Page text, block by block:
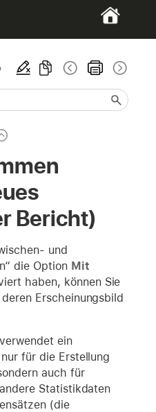
Bericht)
und
die Option Mit
haben, können Sie
Erscheinungsbild
ein
für die Erstellung
auch für
Statistikdaten
(die